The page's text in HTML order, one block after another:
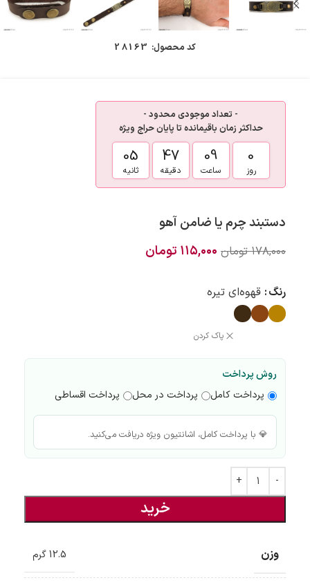
کد محصول: 28163
- تعداد موجودی محدود -
حداکثر زمان باقیمانده تا پایان حراج ویژه
0
روز
09
ساعت
47
دقیقه
05
ثانیه
دستبند چرم یا ضامن آهو
۱۷۸,۰۰۰ تومان ۱۱۵,۰۰۰ تومان
رنگ قهوه‌ای تیره
پاک کردن
روش پرداخت
پرداخت کامل
پرداخت در محل پرداخت اقساطی
💎 با پرداخت کامل، اشانتیون ویژه دریافت می‌کنید.
خرید
وزن 12.5 گرم